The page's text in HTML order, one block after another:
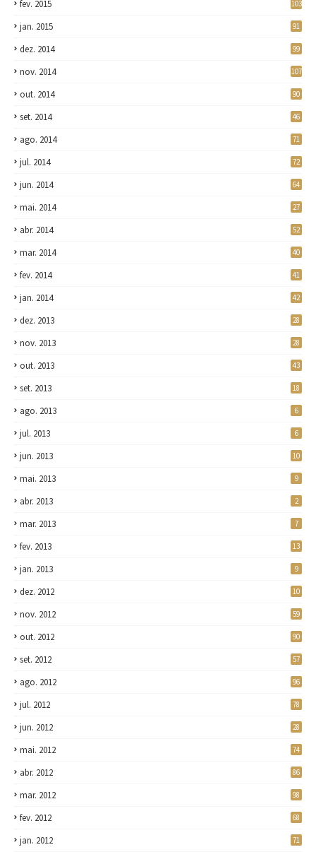
fev. 2015 103
jan. 2015 91
dez. 2014 99
nov. 2014 107
out. 2014 90
set. 2014 46
ago. 2014 71
jul. 2014 72
jun. 2014 64
mai. 2014 27
abr. 2014 52
mar. 2014 40
fev. 2014 41
jan. 2014 42
dez. 2013 28
nov. 2013 28
out. 2013 43
set. 2013 18
ago. 2013 6
jul. 2013 6
jun. 2013 10
mai. 2013 9
abr. 2013 2
mar. 2013 7
fev. 2013 13
jan. 2013 9
dez. 2012 10
nov. 2012 59
out. 2012 90
set. 2012 57
ago. 2012 96
jul. 2012 78
jun. 2012 28
mai. 2012 74
abr. 2012 86
mar. 2012 98
fev. 2012 68
jan. 2012 71